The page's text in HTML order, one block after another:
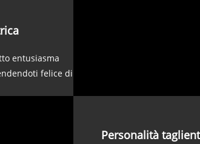
entusiasma
felice di
Personalità